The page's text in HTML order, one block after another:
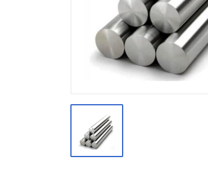
Штакетник
Черный металлопрокат
Нержавеющий металлопрокат
метизы
Оцинкованный металлопрокат
Запорная арматура